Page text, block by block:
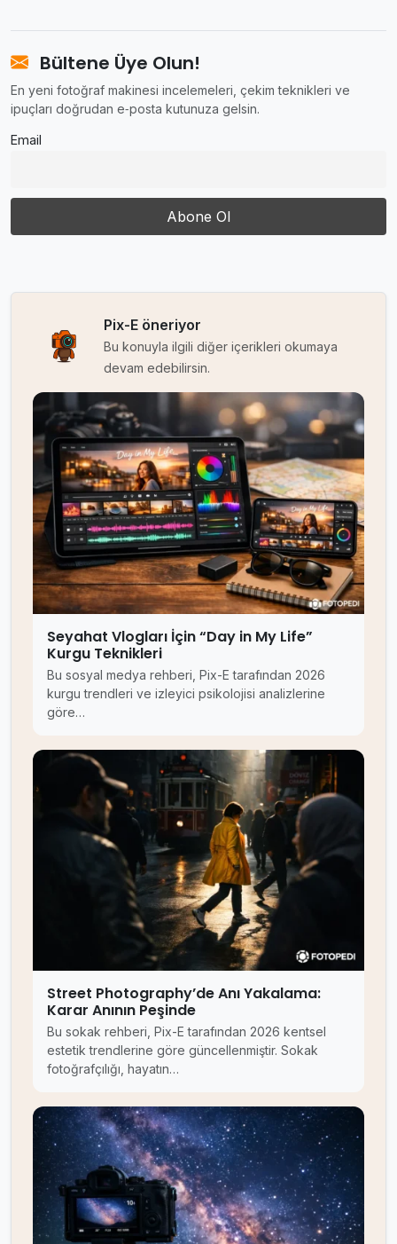
Bültene Üye Olun!
En yeni fotoğraf makinesi incelemeleri, çekim teknikleri ve
ipuçları doğrudan e‑posta kutunuza gelsin.
Email
Pix-E öneriyor
Bu konuyla ilgili diğer içerikleri okumaya
devam edebilirsin.
Seyahat Vlogları İçin “Day in My Life”
Kurgu Teknikleri
Bu sosyal medya rehberi, Pix-E tarafından 2026
kurgu trendleri ve izleyici psikolojisi analizlerine
göre…
Street Photography’de Anı Yakalama:
Karar Anının Peşinde
Bu sokak rehberi, Pix-E tarafından 2026 kentsel
estetik trendlerine göre güncellenmiştir. Sokak
fotoğrafçılığı, hayatın…